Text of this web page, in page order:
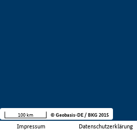
Impressum Datenschutzerklärung
100 km © Geobasis-DE / BKG 2015